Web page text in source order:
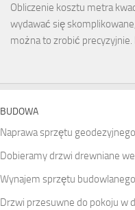
Obliczenie kosztu metra
wydawać się
można to zrobić
BUDOWA
Naprawa sprzętu
Dobieramy drzwi drewniane
Wynajem sprzętu
Drzwi przesuwne do pokoju w